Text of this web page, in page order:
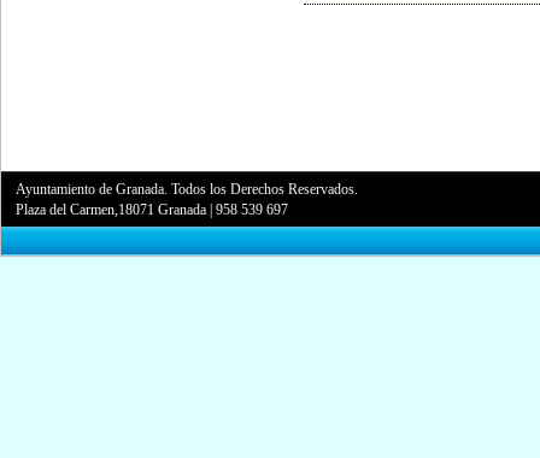
Ayuntamiento de Granada. Todos los Derechos Reservados.
Plaza del Carmen,18071 Granada |958 539 697